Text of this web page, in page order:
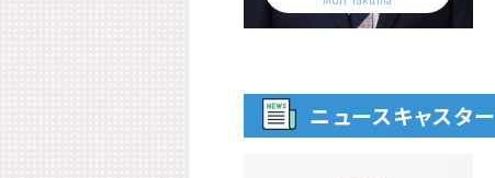
ニュースキャスター